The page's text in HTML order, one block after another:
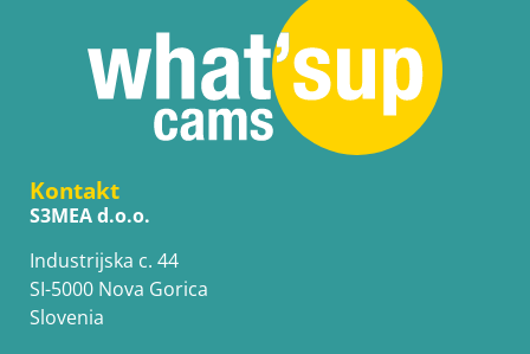
Kontakt
S3MEA d.o.o.
Industrijska c. 44
SI-5000 Nova Gorica
Slovenia